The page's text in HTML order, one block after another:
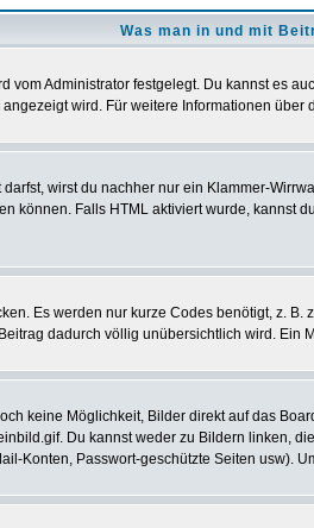
Was man in und mit
vom Administrator festgelegt. Du kannst es
wird. Für weitere Informationen
wirst du nachher nur ein Klammer-
können. Falls HTML aktiviert wurde,
Es werden nur kurze Codes benötigt, z.
dadurch völlig unübersichtlich wird.
keine Möglichkeit, Bilder direkt auf das
Du kannst weder zu Bildern linken,
Konten, Passwort-geschützte Seiten usw).